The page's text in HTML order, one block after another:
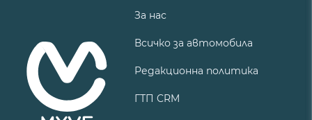
За нас
Всичко за автомобила
Редакционна политика
ГТП CRM